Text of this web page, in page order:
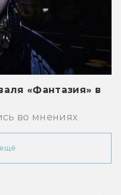
«Фантазия» в
во мнениях